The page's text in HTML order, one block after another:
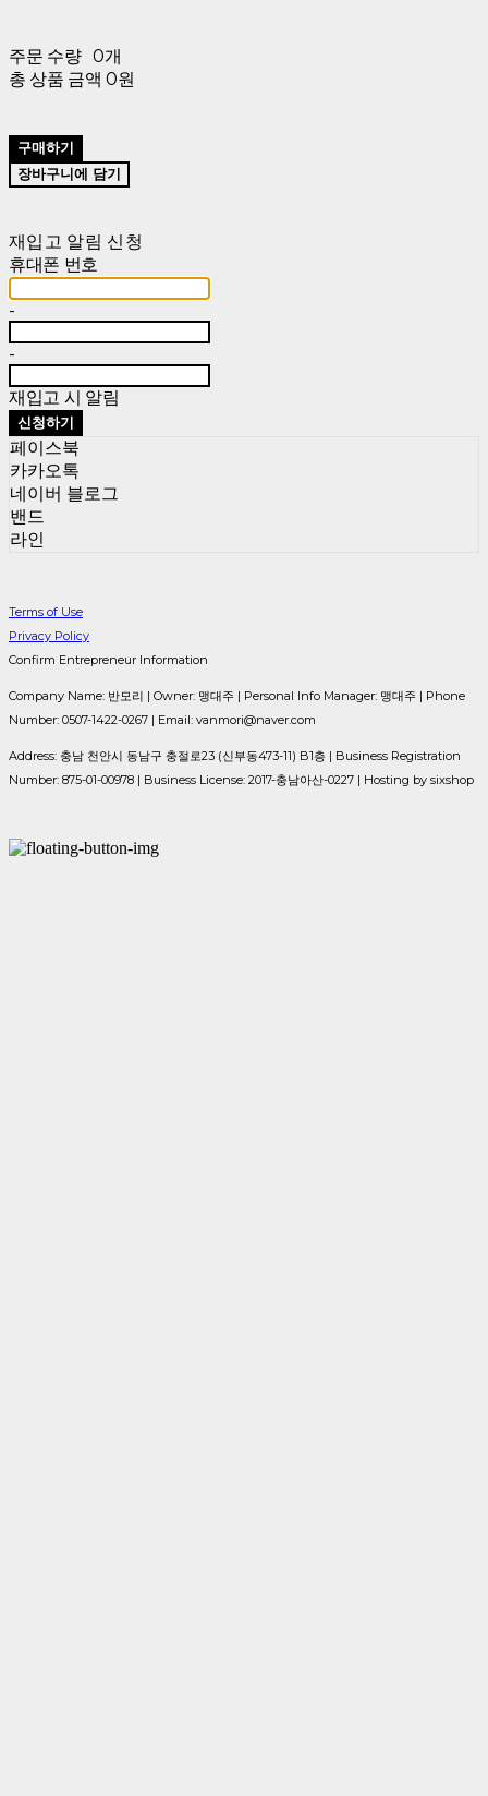
주문 수량 0개
총 상품 금액 0원
구매하기
장바구니에 담기
재입고 알림 신청
휴대폰 번호
-
-
재입고 시 알림
신청하기
페이스북
카카오톡
네이버 블로그
밴드
라인
Terms of Use
Privacy Policy
Confirm Entrepreneur Information
Company Name: 반모리 | Owner: 맹대주 | Personal Info Manager: 맹대주 | Phone
Number: 0507-1422-0267 | Email: vanmori@naver.com
Address: 충남 천안시 동남구 충절로23 (신부동473-11) B1층 | Business Registration
Number: 875-01-00978 | Business License: 2017-충남아산-0227 | Hosting by sixshop